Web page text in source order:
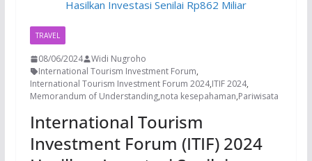
TRAVEL
08/06/2024
Widi Nugroho
International Tourism Investment Forum,
International Tourism Investment Forum 2024,ITIF 2024,
Memorandum of Understanding,nota kesepahaman,Pariwisata
International Tourism
Investment Forum (ITIF) 2024